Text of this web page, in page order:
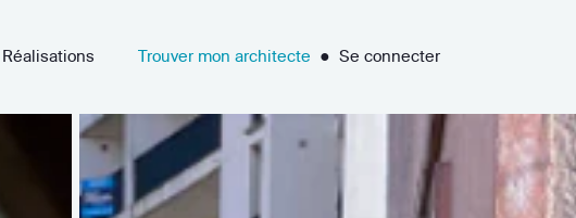
Réalisations Trouver mon architecte ● Se connecter